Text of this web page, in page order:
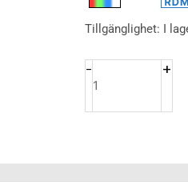
Tillgänglighet: I
-
LED
DMX
OLED
+